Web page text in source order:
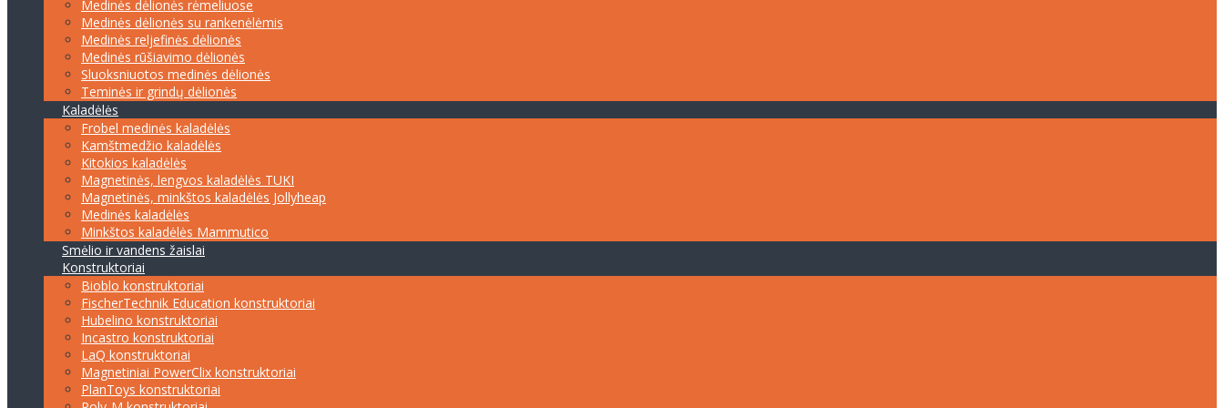
Medinės dėlionės rėmeliuose
Medinės dėlionės su rankenėlėmis
Medinės reljefinės dėlionės
Medinės rūšiavimo dėlionės
Sluoksniuotos medinės dėlionės
Teminės ir grindų dėlionės
Kaladėlės
Frobel medinės kaladėlės
Kamštmedžio kaladėlės
Kitokios kaladėlės
Magnetinės, lengvos kaladėlės TUKI
Magnetinės, minkštos kaladėlės Jollyheap
Medinės kaladėlės
Minkštos kaladėlės Mammutico
Smėlio ir vandens žaislai
Konstruktoriai
Bioblo konstruktoriai
FischerTechnik Education konstruktoriai
Hubelino konstruktoriai
Incastro konstruktoriai
LaQ konstruktoriai
Magnetiniai PowerClix konstruktoriai
PlanToys konstruktoriai